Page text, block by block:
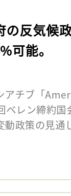
の反気候
可能。
チブ「
ベレン締約
政策の見